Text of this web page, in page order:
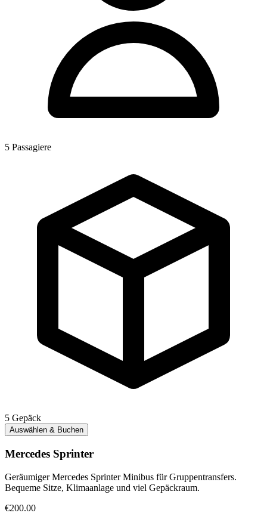
5 Passagiere
5 Gepäck
Auswählen & Buchen
Mercedes Sprinter
Geräumiger Mercedes Sprinter Minibus für Gruppentransfers.
Bequeme Sitze, Klimaanlage und viel Gepäckraum.
€200.00